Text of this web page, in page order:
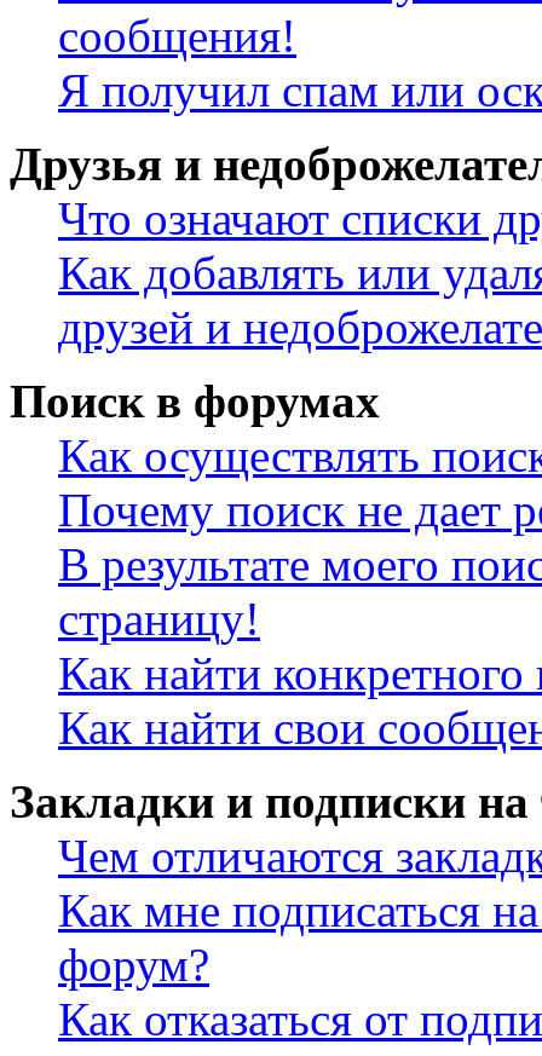
сообщения!
Я получил спам или
Друзья и
Что означают списки
Как добавлять или
друзей и
Поиск в форумах
Как осуществлять
Почему поиск не дает
В результате моего
страницу!
Как найти конкретного
Как найти свои
Закладки и подписки
Чем отличаются
Как мне подписаться
форум?
Как отказаться от